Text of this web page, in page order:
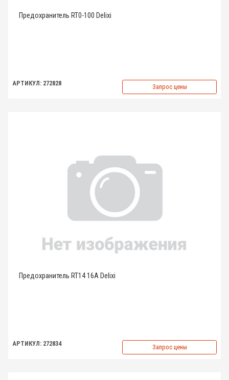
Предохранитель RT0-100 Delixi
АРТИКУЛ: 272828 Запрос цены
Предохранитель RT14 16A Delixi
АРТИКУЛ: 272834 Запрос цены